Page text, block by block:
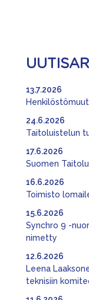
13.7.2026
Taitoluistelun
24.6.2026
Suomen
17.6.2026
Toimisto
16.6.2026
Synchro 9 -
nimetty
15.6.2026
Leena
teknisiin
12.6.2026